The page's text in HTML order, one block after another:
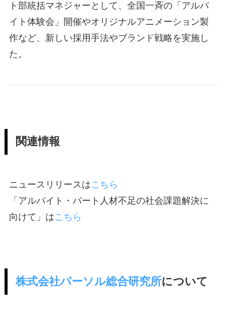
ト部統括マネジャーとして、全国一斉の「アルバ
イト体験会」開催やオリジナルアニメーション製
作など、新しい採用手法やブランド戦略を実施し
た。
関連情報
ニュースリリースはこちら
「アルバイト・パート人材不足の社会課題解決に
向けて」はこちら
株式会社パーソル総合研究所について